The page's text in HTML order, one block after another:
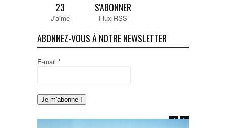
23
J'aime
S'ABONNER
Flux RSS
ABONNEZ-VOUS À NOTRE NEWSLETTER
E-mail *